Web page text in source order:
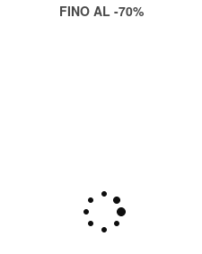
FINO AL -70%